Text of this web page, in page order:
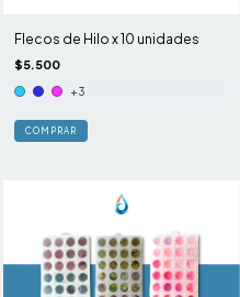
Flecos de Hilo x 10 unidades
$5.500
+3
COMPRAR